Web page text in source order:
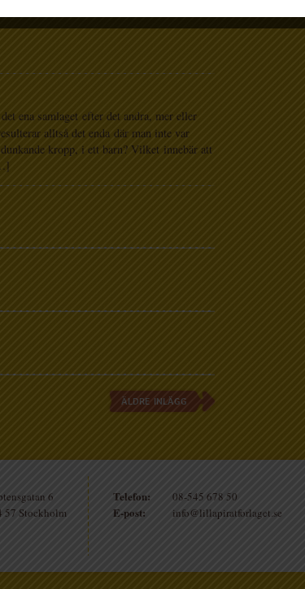
ena samlaget efter det andra, mer eller
alltså det enda där man inte var
kropp, i ett barn? Vilket innebär att
ÄLDRE INLÄGG
6
57 Stockholm
Telefon: 08-545 678 50
E-post: info@lillapiratforlaget.se